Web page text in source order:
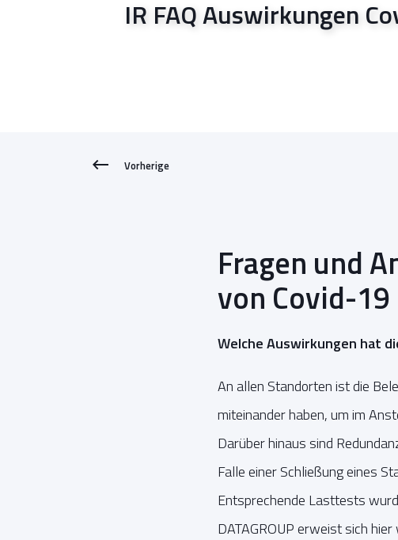
IR FAQ Auswirkungen
Vorherige
Fragen und
von Covid-19
Welche Auswirkungen hat
An allen Standorten ist die
miteinander haben, um im
Darüber hinaus sind
Falle einer Schließung eines
Entsprechende Lasttests
DATAGROUP erweist sich